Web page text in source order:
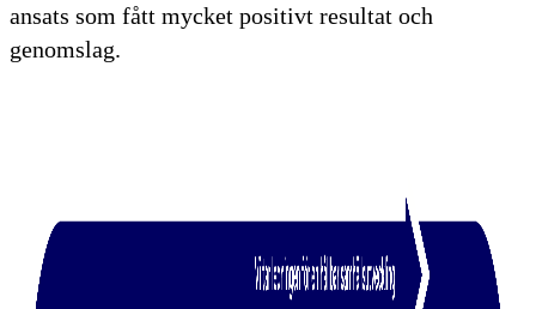
ansats som fått mycket positivt resultat och
genomslag.